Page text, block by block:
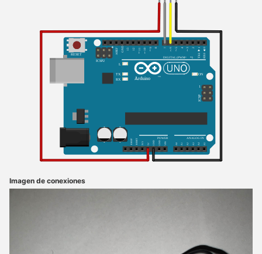
Imagen de conexiones